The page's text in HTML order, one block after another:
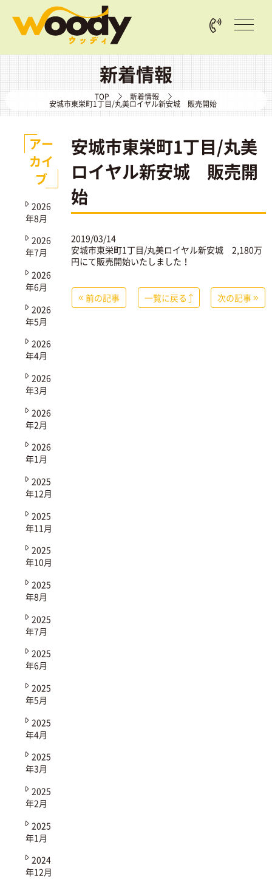
新着情報
TOP 新着情報
安城市東栄町1丁目/丸美ロイヤル新安城 販売開始
安城市東栄町1丁目/丸美
ロイヤル新安城 販売開
始
2019/03/14
安城市東栄町1丁目/丸美ロイヤル新安城 2,180万
円にて販売開始いたしました！
前の記事 次の記事
一覧に戻る
アー
カイ
ブ
2026
年8月
2026
年7月
2026
年6月
2026
年5月
2026
年4月
2026
年3月
2026
年2月
2026
年1月
2025
年12月
2025
年11月
2025
年10月
2025
年8月
2025
年7月
2025
年6月
2025
年5月
2025
年4月
2025
年3月
2025
年2月
2025
年1月
2024
年12月